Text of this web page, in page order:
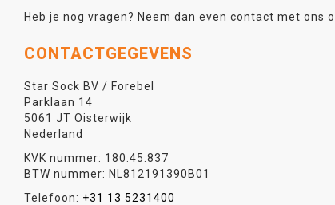
Heb je nog vragen? Neem dan even contact met ons
CONTACTGEGEVENS
Star Sock BV / Forebel
Parklaan 14
5061 JT Oisterwijk
Nederland
KVK nummer: 180.45.837
BTW nummer: NL812191390B01
Telefoon: +31 13 5231400